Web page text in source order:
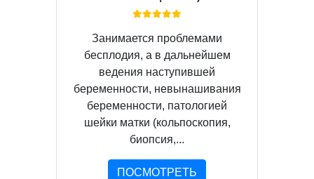
Занимается проблемами
бесплодия, а в дальнейшем
ведения наступившей
беременности, невынашивания
беременности, патологией
шейки матки (кольпоскопия,
биопсия,...
ПОСМОТРЕТЬ